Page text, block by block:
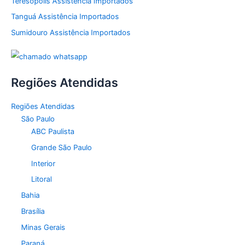
Tanguá Assistência Importados
Sumidouro Assistência Importados
Regiões Atendidas
Regiões Atendidas
São Paulo
ABC Paulista
Grande São Paulo
Interior
Litoral
Bahia
Brasília
Minas Gerais